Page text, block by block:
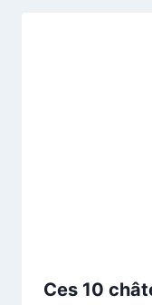
Ces 10